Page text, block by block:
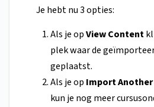
Je hebt nu 3 opties:
Als je opView Content
plek waar de
geplaatst.
Als je op Import Another
kun je nog meer